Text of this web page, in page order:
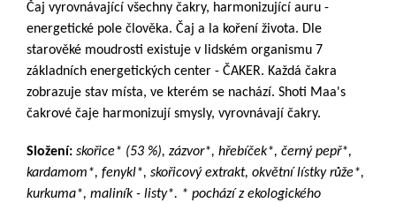
Čaj vyrovnávající všechny čakry, harmonizující auru -
energetické pole člověka. Čaj a la koření života. Dle
starověké moudrosti existuje v lidském organismu 7
základních energetických center - ČAKER. Každá čakra
zobrazuje stav místa, ve kterém se nachází. Shoti Maa's
čakrové čaje harmonizují smysly, vyrovnávají čakry.
Složení: skořice* (53 %), zázvor*, hřebíček*, černý pepř*,
kardamom*, fenykl*, skořicový extrakt, okvětní lístky růže*,
kurkuma*, maliník - listy*. * pochází z ekologického